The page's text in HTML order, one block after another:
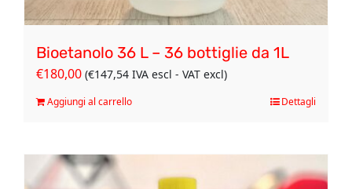
Bioetanolo 36 L – 36 bottiglie da 1L
€180,00 (€147,54 IVA escl - VAT excl)
Aggiungi al carrello Dettagli